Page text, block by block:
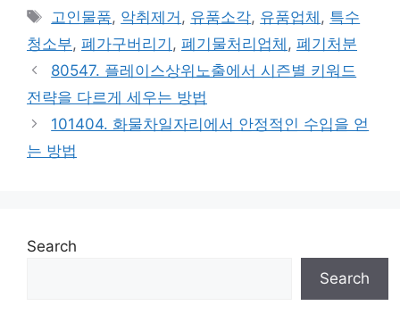
Tags
고인물품, 악취제거 , 유품소각, 유품업체 , 특수
청소부, 폐가구버리기 , 폐기물처리업체 , 폐기처분
80547. 플레이스상위노출에서 시즌별 키워드
전략을 다르게 세우는 방법
101404. 화물차일자리에서 안정적인 수입을 얻
는 방법
Search
Search